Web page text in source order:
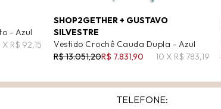
- Azul
X R$ 92,15
SHOP2GETHER + GUSTAVO
SILVESTRE
Vestido Crochê Cauda Dupla - Azul
R$ 13.051,20R$ 7.831,90 10 X R$ 783,19